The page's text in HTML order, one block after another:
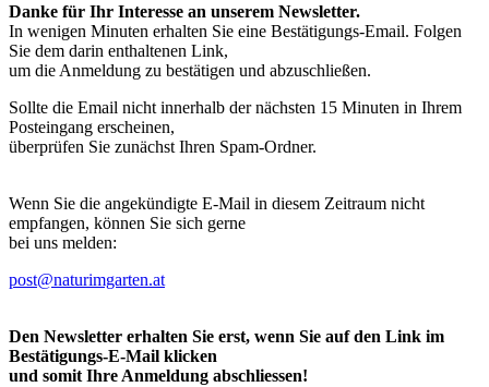
Danke für Ihr Interesse an unserem Newsletter.
In wenigen Minuten erhalten Sie eine Bestätigungs-Email. Folgen
Sie dem darin enthaltenen Link,
um die Anmeldung zu bestätigen und abzuschließen.
Sollte die Email nicht innerhalb der nächsten 15 Minuten in Ihrem
Posteingang erscheinen,
überprüfen Sie zunächst Ihren Spam-Ordner.
Wenn Sie die angekündigte E-Mail in diesem Zeitraum nicht
empfangen, können Sie sich gerne
bei uns melden:
post@naturimgarten.at
Den Newsletter erhalten Sie erst, wenn Sie auf den Link im
Bestätigungs-E-Mail klicken
und somit Ihre Anmeldung abschliessen!